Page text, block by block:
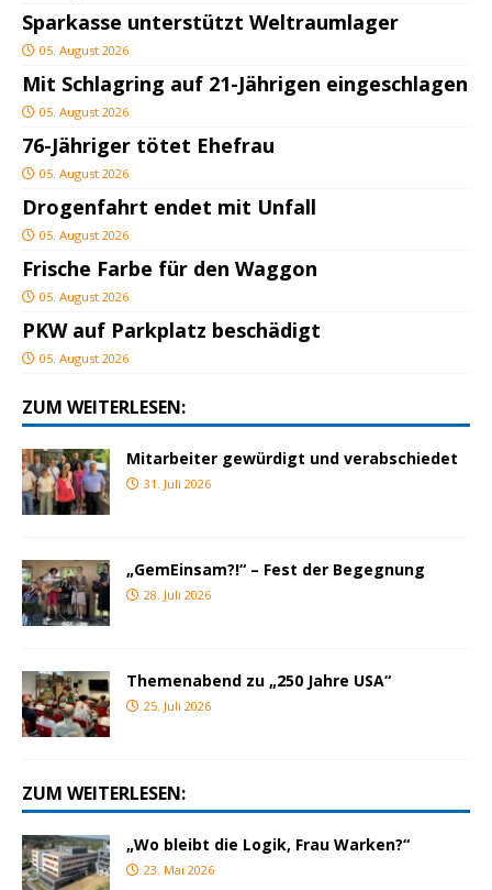
Sparkasse unterstützt Weltraumlager
05. August 2026
Mit Schlagring auf 21-Jährigen eingeschlagen
05. August 2026
76-Jähriger tötet Ehefrau
05. August 2026
Drogenfahrt endet mit Unfall
05. August 2026
Frische Farbe für den Waggon
05. August 2026
PKW auf Parkplatz beschädigt
05. August 2026
ZUM WEITERLESEN:
Mitarbeiter gewürdigt und verabschiedet
31. Juli 2026
„GemEinsam?!“ – Fest der Begegnung
28. Juli 2026
Themenabend zu „250 Jahre USA“
25. Juli 2026
ZUM WEITERLESEN:
„Wo bleibt die Logik, Frau Warken?“
23. Mai 2026